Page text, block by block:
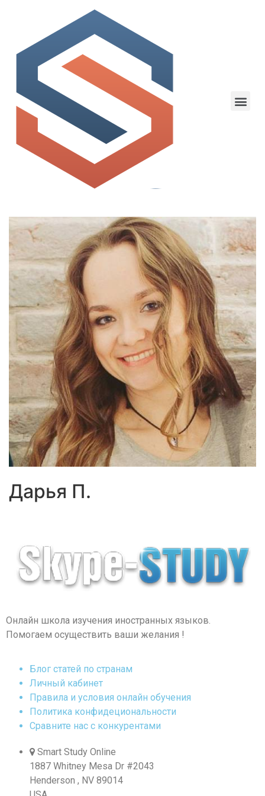
Дарья П.
Онлайн школа изучения иностранных языков.
Помогаем осуществить ваши желания !
Блог статей по странам
Личный кабинет
Правила и условия онлайн обучения
Политика конфидециональности
Сравните нас с конкурентами
Smart Study Online
1887 Whitney Mesa Dr #2043
Henderson , NV 89014